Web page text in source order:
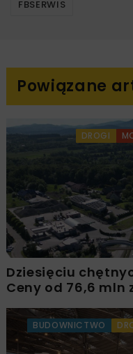
FBSERWIS
Powiązane
DROGI
Dziesięciu
Ceny od 76,6 mln
BUDOWNICTWO